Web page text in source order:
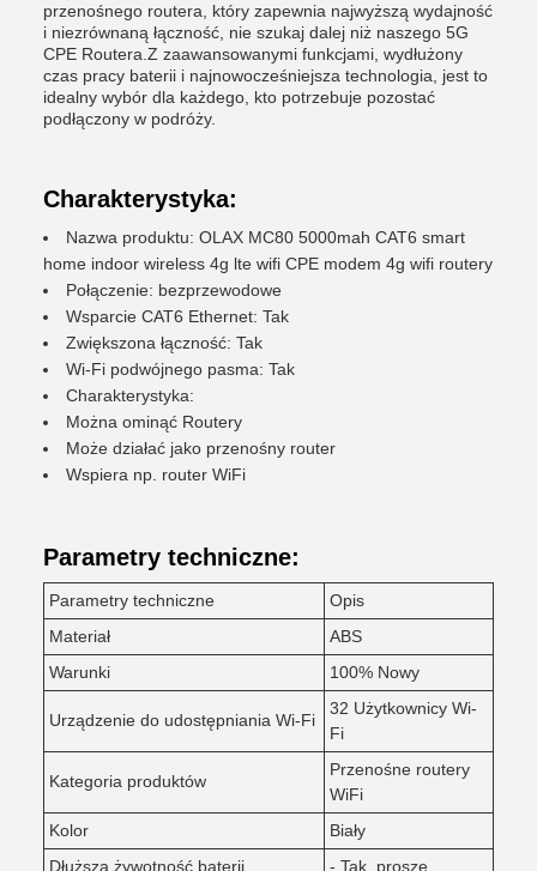
przenośnego routera, który zapewnia najwyższą wydajność
i niezrównaną łączność, nie szukaj dalej niż naszego 5G
CPE Routera.Z zaawansowanymi funkcjami, wydłużony
czas pracy baterii i najnowocześniejsza technologia, jest to
idealny wybór dla każdego, kto potrzebuje pozostać
podłączony w podróży.
Charakterystyka:
Nazwa produktu: OLAX MC80 5000mah CAT6 smart
home indoor wireless 4g lte wifi CPE modem 4g wifi routery
Połączenie: bezprzewodowe
Wsparcie CAT6 Ethernet: Tak
Zwiększona łączność: Tak
Wi-Fi podwójnego pasma: Tak
Charakterystyka:
Można ominąć Routery
Może działać jako przenośny router
Wspiera np. router WiFi
Parametry techniczne:
Parametry techniczne
Opis
Materiał
ABS
Warunki
100% Nowy
Urządzenie do udostępniania Wi-Fi
32 Użytkownicy Wi-
Fi
Kategoria produktów
Przenośne routery
WiFi
Kolor
Biały
Dłuższa żywotność baterii
- Tak, proszę.